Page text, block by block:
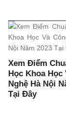
Xem Điểm
Học Khoa Học
Nghệ Hà Nội
Tại Đây